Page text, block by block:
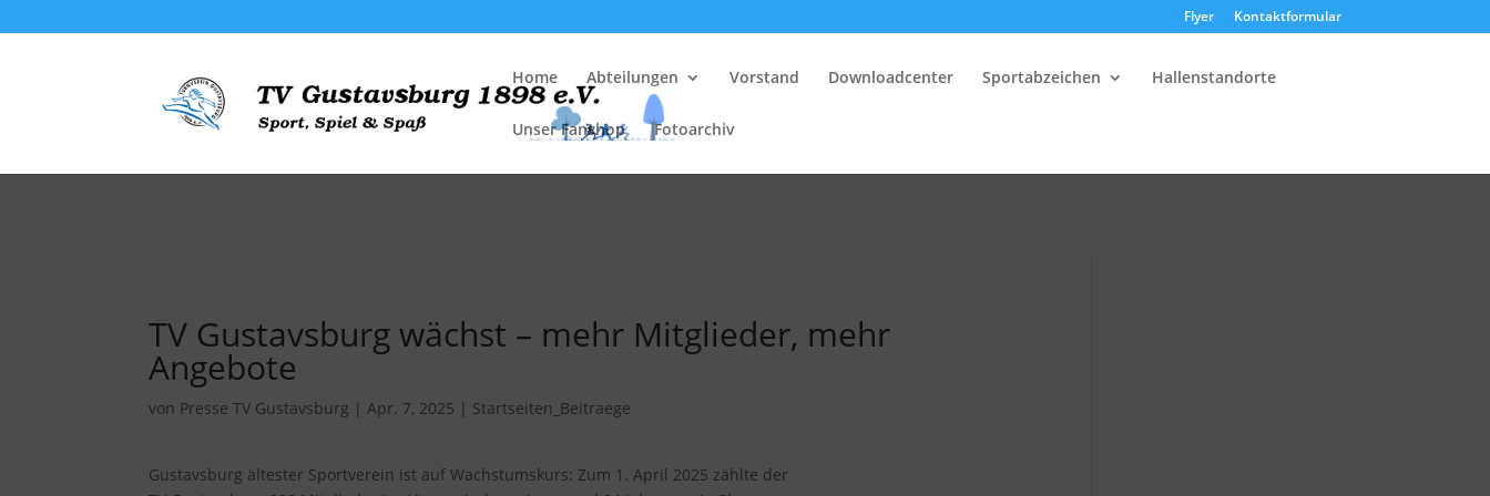
Flyer Kontaktformular
Home Abteilungen Vorstand Downloadcenter Sportabzeichen Hallenstandorte
Unser Fanshop Fotoarchiv
TV Gustavsburg wächst – mehr Mitglieder, mehr
Angebote
von Presse TV Gustavsburg |Apr. 7, 2025 | Startseiten_Beitraege
Gustavsburg ältester Sportverein ist auf Wachstumskurs: Zum 1. April 2025 zählte der